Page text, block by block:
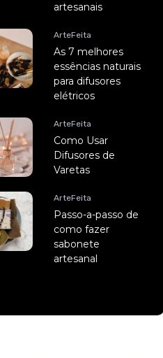
artesanais
ArteFeita
As 7 melhores
essências naturais
para difusores
elétricos
ArteFeita
Como Usar
Difusores de
Varetas
ArteFeita
Passo-a-passo de
como fazer
sabonete
artesanal